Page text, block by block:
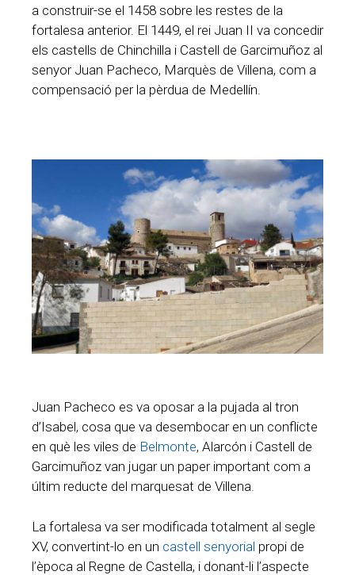
a construir-se el 1458 sobre les restes de la
fortalesa anterior. El 1449, el rei Juan II va concedir
els castells de Chinchilla i Castell de Garcimuñoz al
senyor Juan Pacheco, Marquès de Villena, com a
compensació per la pèrdua de Medellín.
Juan Pacheco es va oposar a la pujada al tron ​​
d’Isabel, cosa que va desembocar en un conflicte
en què les viles de Belmonte, Alarcón i Castell de
Garcimuñoz van jugar un paper important com a
últim reducte del marquesat de Villena.
La fortalesa va ser modificada totalment al segle
XV, convertint-lo en un castell senyorial propi de
l’època al Regne de Castella, i donant-li l’aspecte